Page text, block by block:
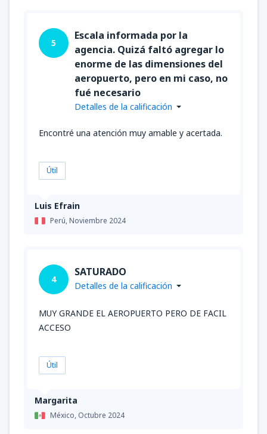
Luis Efrain
Perú,Noviembre 2024
5
Escala informada por la
agencia. Quizá faltó agregar lo
enorme de las dimensiones del
aeropuerto, pero en mi caso, no
fué necesario
Detalles de la calificación
Encontré una atención muy amable y acertada.
Útil
Margarita
México, Octubre 2024
4
SATURADO
Detalles de la calificación
MUY GRANDE EL AEROPUERTO PERO DE FACIL
ACCESO
Útil